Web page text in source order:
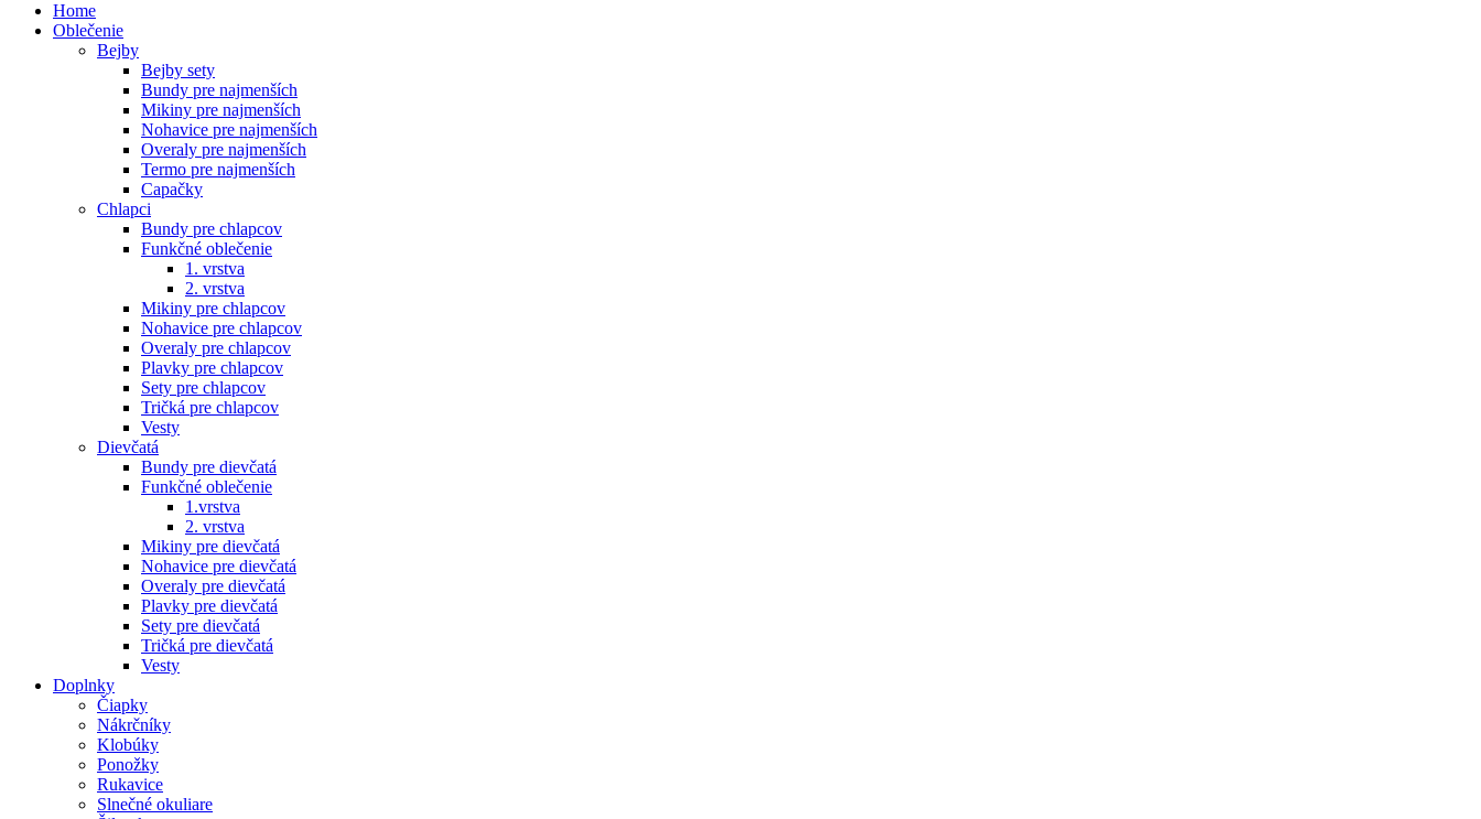
Home
Oblečenie
Bejby
Bejby sety
Bundy pre najmenších
Mikiny pre najmenších
Nohavice pre najmenších
Overaly pre najmenších
Termo pre najmenších
Capačky
Chlapci
Bundy pre chlapcov
Funkčné oblečenie
1. vrstva
2. vrstva
Mikiny pre chlapcov
Nohavice pre chlapcov
Overaly pre chlapcov
Plavky pre chlapcov
Sety pre chlapcov
Tričká pre chlapcov
Vesty
Dievčatá
Bundy pre dievčatá
Funkčné oblečenie
1.vrstva
2. vrstva
Mikiny pre dievčatá
Nohavice pre dievčatá
Overaly pre dievčatá
Plavky pre dievčatá
Sety pre dievčatá
Tričká pre dievčatá
Vesty
Doplnky
Čiapky
Nákrčníky
Klobúky
Ponožky
Rukavice
Slnečné okuliare